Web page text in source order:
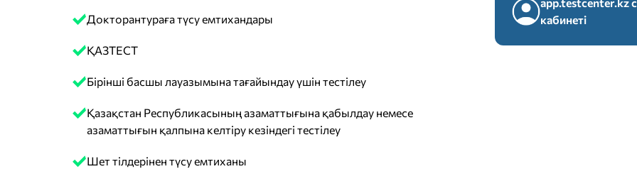
Докторантураға түсу емтихандары
ҚАЗТЕСТ
Бірінші басшы лауазымына тағайындау үшін тестілеу
Қазақстан Республикасының азаматтығына қабылдау немесе
азаматтығын қалпына келтіру кезіндегі тестілеу
Шет тілдерінен түсу емтиханы
кабинеті